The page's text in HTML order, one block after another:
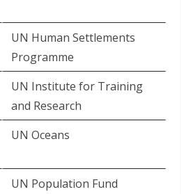
UN Human Settlements
Programme
UN Institute for Training
and Research
UN Oceans
UN Population Fund